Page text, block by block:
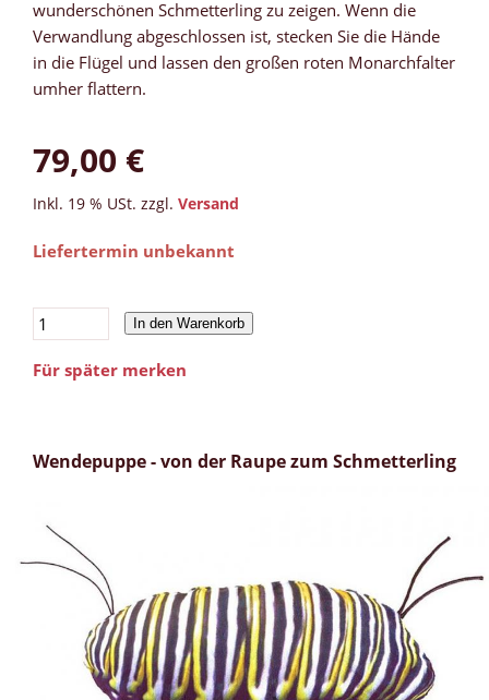
wunderschönen Schmetterling zu zeigen. Wenn die
Verwandlung abgeschlossen ist, stecken Sie die Hände
in die Flügel und lassen den großen roten Monarchfalter
umher flattern.
79,00 €
Inkl. 19 % USt. zzgl. Versand
Liefertermin unbekannt
In den Warenkorb
Für später merken
Wendepuppe - von der Raupe zum Schmetterling